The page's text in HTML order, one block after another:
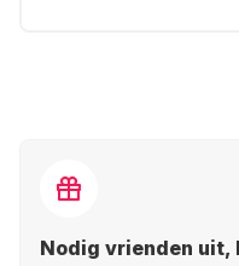
Nodig vrienden uit,